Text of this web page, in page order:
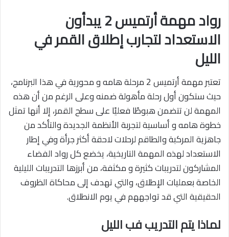
رواد مهمة أرتميس 2 يبدأون
الاستعداد لتجارب إطلاق القمر في
الليل
تعتبر مهمة أرتميس 2 مرحلة هامه و محورية في هذا البرنامج،
حيث ستكون أول رحلة مأهولة ضمنه وعلى الرغم من أن هذه
المهمة لن تتضمن هبوطًا فعليًا على سطح القمر، إلا أنها تمثل
خطوة هامه و أساسية لتجربة الأنظمة الجديدة والتأكد من
جاهزية المركبة والطاقم لرحلات لاحقة أكثر جرأة وفي إطار
الاستعداد لهذه المهمة التاريخية، يخضع كل رواد الفضاء
المشاركون لتدريبات كثيرة و مكثفة، من أبرزها التدريبات الليلية
الخاصة بعمليات الإطلاق، والتي تهدف إلى محاكاة الظروف
الحقيقية التي قد تواجههم في يوم الانطلاق.
لماذا يتم التدريب فب الليل